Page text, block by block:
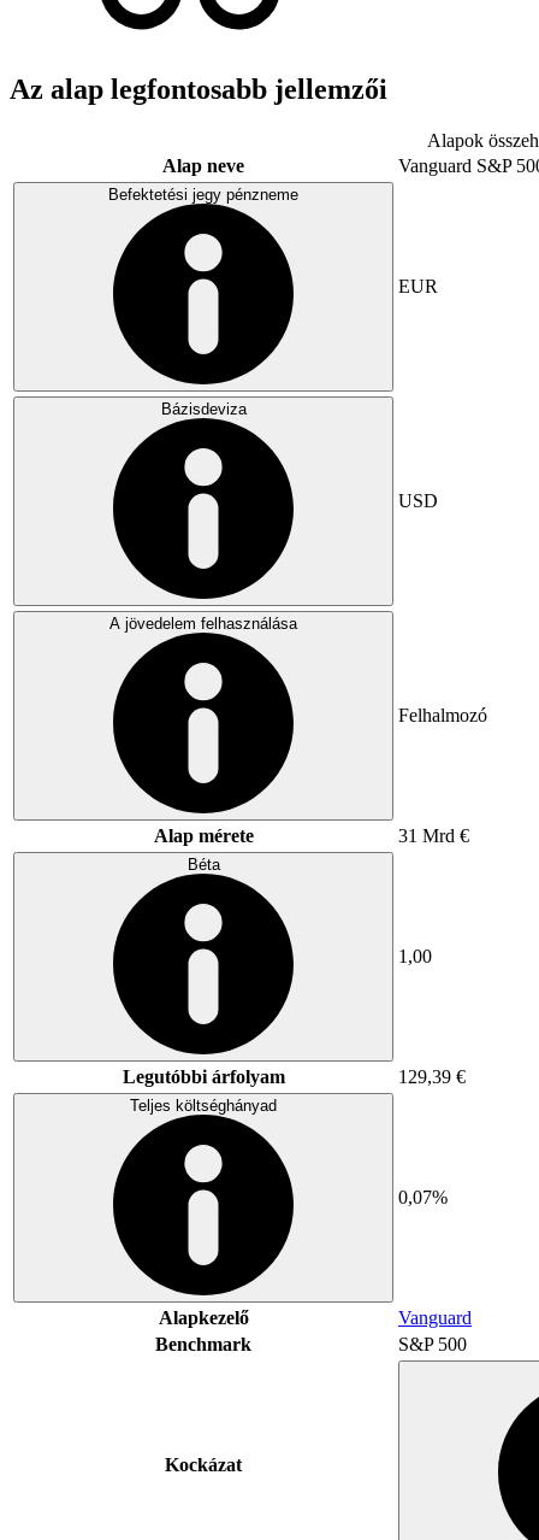
Az alap legfontosabb jellemzői
Alapok
Alap neve
Vanguard S&P
Befektetési jegy pénzneme
EUR
Bázisdeviza
USD
A jövedelem felhasználása
Felhalmozó
Alap mérete 31 Mrd €
Béta
1,00
Legutóbbi árfolyam 129,39 €
Teljes költséghányad
0,07%
Alapkezelő
Vanguard
Benchmark
S&P 500
Kockázat